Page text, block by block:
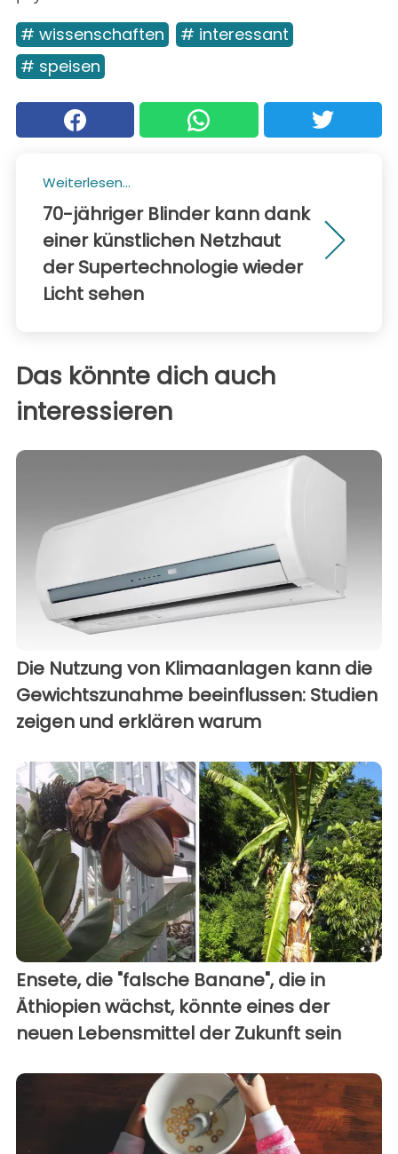
# wissenschaften
# interessant
# speisen
Weiterlesen...
70-jähriger Blinder kann dank
einer künstlichen Netzhaut
der Supertechnologie wieder
Licht sehen
Das könnte dich auch
interessieren
Die Nutzung von Klimaanlagen kann die
Gewichtszunahme beeinflussen: Studien
zeigen und erklären warum
Ensete, die "falsche Banane", die in
Äthiopien wächst, könnte eines der
neuen Lebensmittel der Zukunft sein